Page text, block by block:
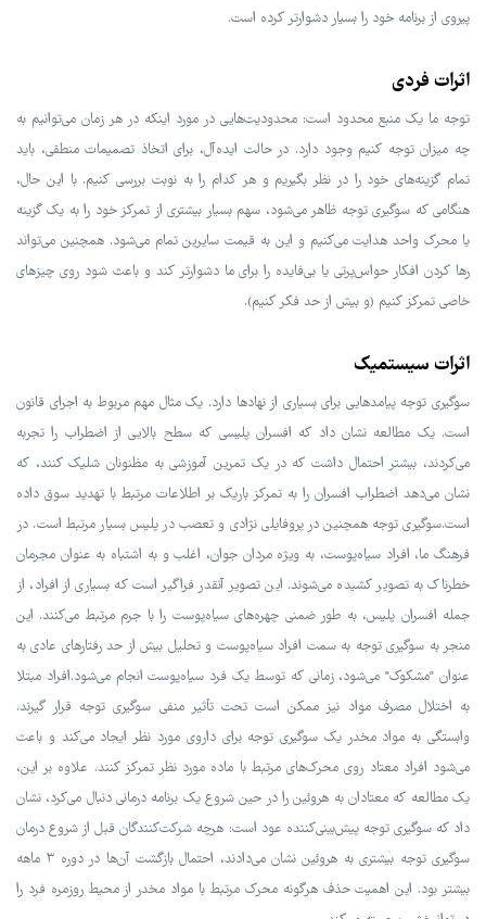
پیروی از برنامه خود را بسیار دشوارتر کرده است.
اثرات فردی
توجه ما یک منبع محدود است: محدودیت‌هایی در مورد اینکه در هر زمان می‌توانیم به
چه میزان توجه کنیم وجود دارد. در حالت ایده‌آل، برای اتخاذ تصمیمات منطقی، باید
تمام گزینه‌های خود را در نظر بگیریم و هر کدام را به نوبت بررسی کنیم. با این حال،
هنگامی که سوگیری توجه ظاهر می‌شود، سهم بسیار بیشتری از تمرکز خود را به یک گزینه
یا محرک واحد هدایت می‌کنیم و این به قیمت سایرین تمام می‌شود. همچنین می‌تواند
رها کردن افکار حواس‌پرتی یا بی‌فایده را برای ما دشوارتر کند و باعث شود روی چیزهای
خاصی تمرکز کنیم (و بیش از حد فکر کنیم).
اثرات سیستمیک
سوگیری توجه پیامدهایی برای بسیاری از نهادها دارد. یک مثال مهم مربوط به اجرای قانون
است. یک مطالعه نشان داد که افسران پلیسی که سطح بالایی از اضطراب را تجربه
می‌کردند، بیشتر احتمال داشت که در یک تمرین آموزشی به مظنونان شلیک کنند، که
نشان می‌دهد اضطراب افسران را به تمرکز باریک بر اطلاعات مرتبط با تهدید سوق داده
است.سوگیری توجه همچنین در پروفایلی نژادی و تعصب در پلیس بسیار مرتبط است. در
فرهنگ ما، افراد سیاه‌پوست، به ویژه مردان جوان، اغلب و به اشتباه به عنوان مجرمان
خطرناک به تصویر کشیده می‌شوند. این تصویر آنقدر فراگیر است که بسیاری از افراد، از
جمله افسران پلیس، به طور ضمنی چهره‌های سیاه‌پوست را با جرم مرتبط می‌کنند. این
منجر به سوگیری توجه به سمت افراد سیاه‌پوست و تحلیل بیش از حد رفتارهای عادی به
عنوان "مشکوک" می‌شود، زمانی که توسط یک فرد سیاه‌پوست انجام می‌شود.افراد مبتلا
به اختلال مصرف مواد نیز ممکن است تحت تأثیر منفی سوگیری توجه قرار گیرند.
وابستگی به مواد مخدر یک سوگیری توجه برای داروی مورد نظر ایجاد می‌کند و باعث
می‌شود افراد معتاد روی محرک‌های مرتبط با ماده مورد نظر تمرکز کنند. علاوه بر این،
یک مطالعه که معتادان به هروئین را در حین شروع یک برنامه درمانی دنبال می‌کرد، نشان
داد که سوگیری توجه پیش‌بینی‌کننده عود است: هرچه شرکت‌کنندگان قبل از شروع درمان
سوگیری توجه بیشتری به هروئین نشان می‌دادند، احتمال بازگشت آن‌ها در دوره ۳ ماهه
بیشتر بود. این اهمیت حذف هرگونه محرک مرتبط با مواد مخدر از محیط روزمره فرد را